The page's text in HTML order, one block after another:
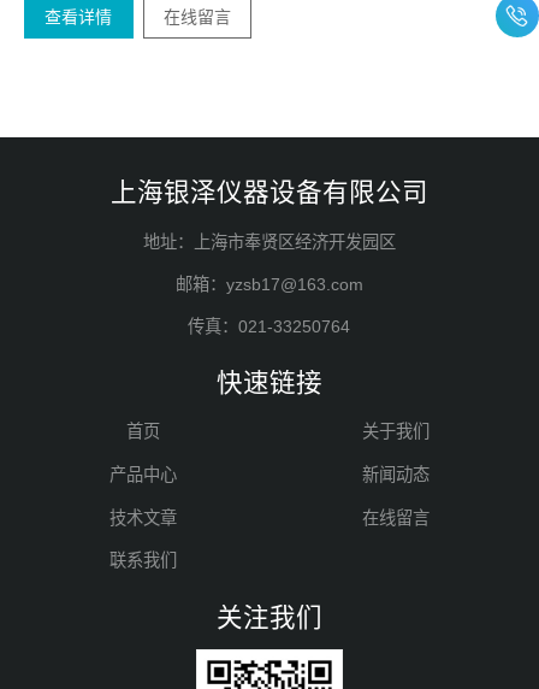
查看详情 在线留言
上海银泽仪器设备有限公司
地址：上海市奉贤区经济开发园区
邮箱：yzsb17@163.com
传真：021-33250764
快速链接
首页 关于我们
产品中心 新闻动态
技术文章 在线留言
联系我们
关注我们